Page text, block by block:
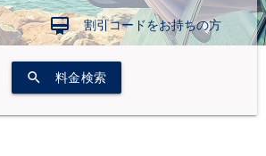
card_membership 割引コードをお持ちの方
料金検索
search